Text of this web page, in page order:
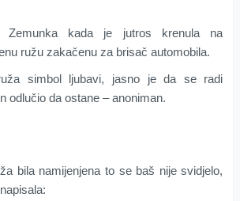
kada je jutros krenula na
ružu zakačenu za brisač automobila.
simbol ljubavi, jasno je da se radi
odlučio da ostane – anoniman.
bila namijenjena to se baš nije svidjelo,